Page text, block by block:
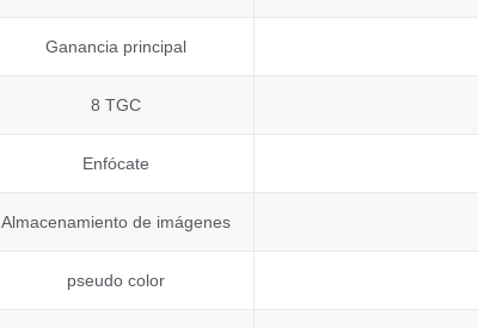
Ganancia principal
8 TGC
Enfócate
Almacenamiento de imágenes
pseudo color